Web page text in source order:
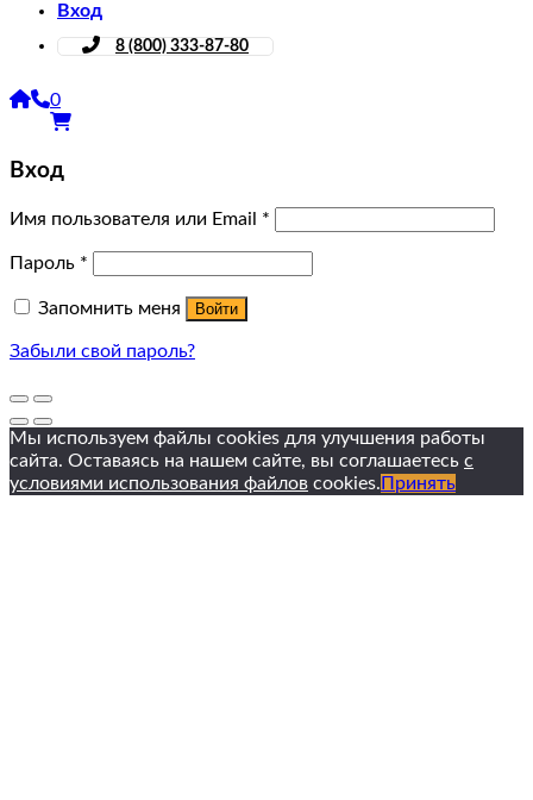
Вход
8 (800) 333-87-80
0
Вход
Имя пользователя или Email *
Пароль *
Запомнить меня Войти
Забыли свой пароль?
Мы используем файлы cookies для улучшения работы
сайта. Оставаясь на нашем сайте, вы соглашаетесь с
условиями использования файлов cookies. Принять